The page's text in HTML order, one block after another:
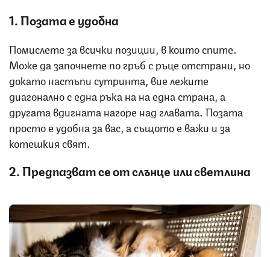
1. Позата е удобна
Помислете за всички позиции, в които спите.
Може да започнете по гръб с ръце отстрани, но
докато настъпи сутринта, вие лежите
диагонално с една ръка на на една страна, а
другата вдигната нагоре над главата. Позата
просто е удобна за вас, а същото е важи и за
котешкия свят.
2. Предпазват се от слънце или светлина